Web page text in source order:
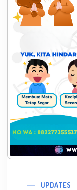
UPDATES